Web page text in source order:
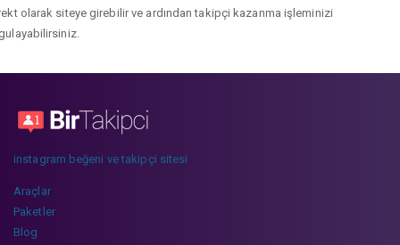
olarak siteye girebilir ve ardından takipçi kazanma işleminizi
instagram beğeni ve takipçi sitesi
Araçlar
Paketler
Blog